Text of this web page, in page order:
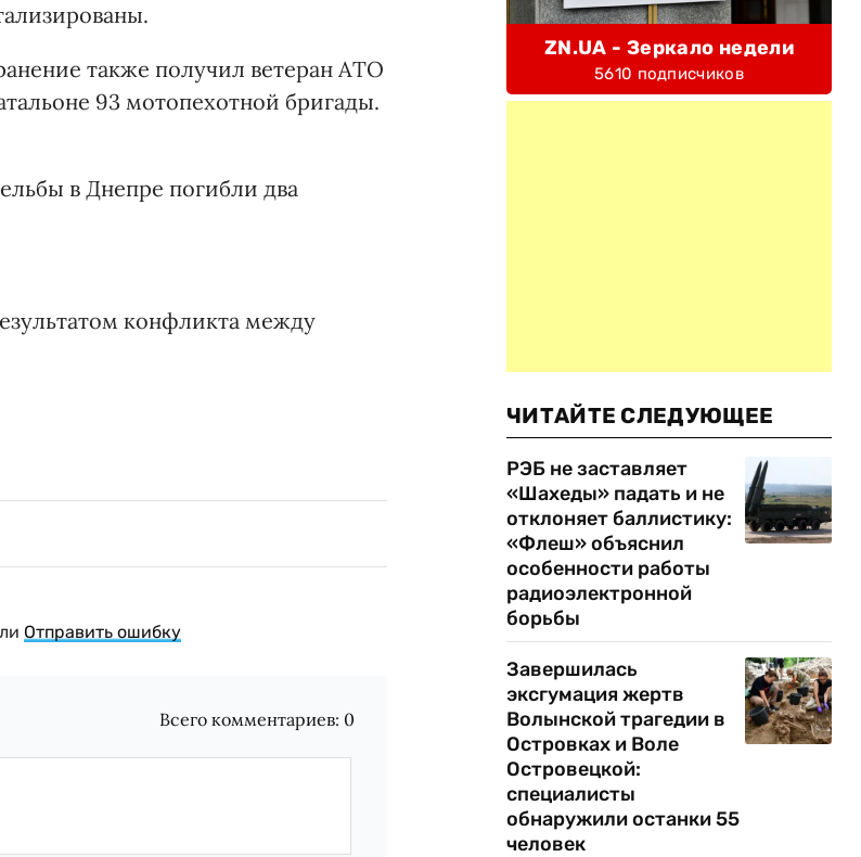
также получил ветеран АТО
93 мотопехотной бригады.
в Днепре погибли два
конфликта между
Отправить ошибку
Всего комментариев: 0
ZN.UA - Зеркало недели
5610 подписчиков
ЧИТАЙТЕ СЛЕДУЮЩЕЕ
РЭБ не заставляет
«Шахеды» падать и не
отклоняет баллистику:
«Флеш» объяснил
особенности работы
радиоэлектронной
борьбы
Завершилась
эксгумация жертв
Волынской трагедии в
Островках и Воле
Островецкой:
специалисты
обнаружили останки 55
человек